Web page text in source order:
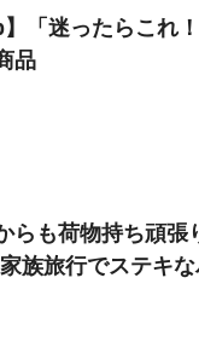
「迷ったらこれ
品
らも荷物持ち頑
族旅行でステキな